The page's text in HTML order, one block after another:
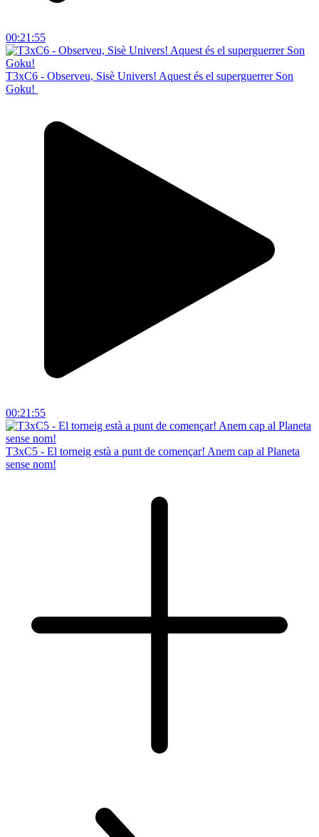
00:21:55
T3xC6 - Observeu, Sisè Univers! Aquest és el superguerrer Son
Goku!
00:21:55
T3xC5 - El torneig està a punt de començar! Anem cap al Planeta
sense nom!